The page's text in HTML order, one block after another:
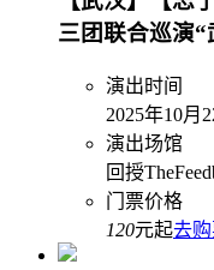
三团联合巡演“
演出时间
2025年10月
演出场馆
回授
门票价格
120元起去